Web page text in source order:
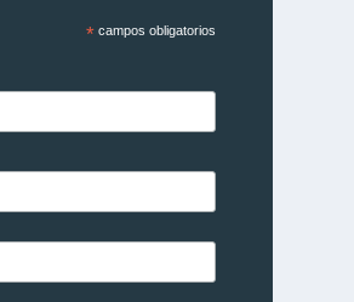
*campos obligatorios